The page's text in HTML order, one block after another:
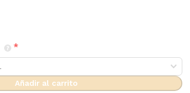
Añadir al carrito